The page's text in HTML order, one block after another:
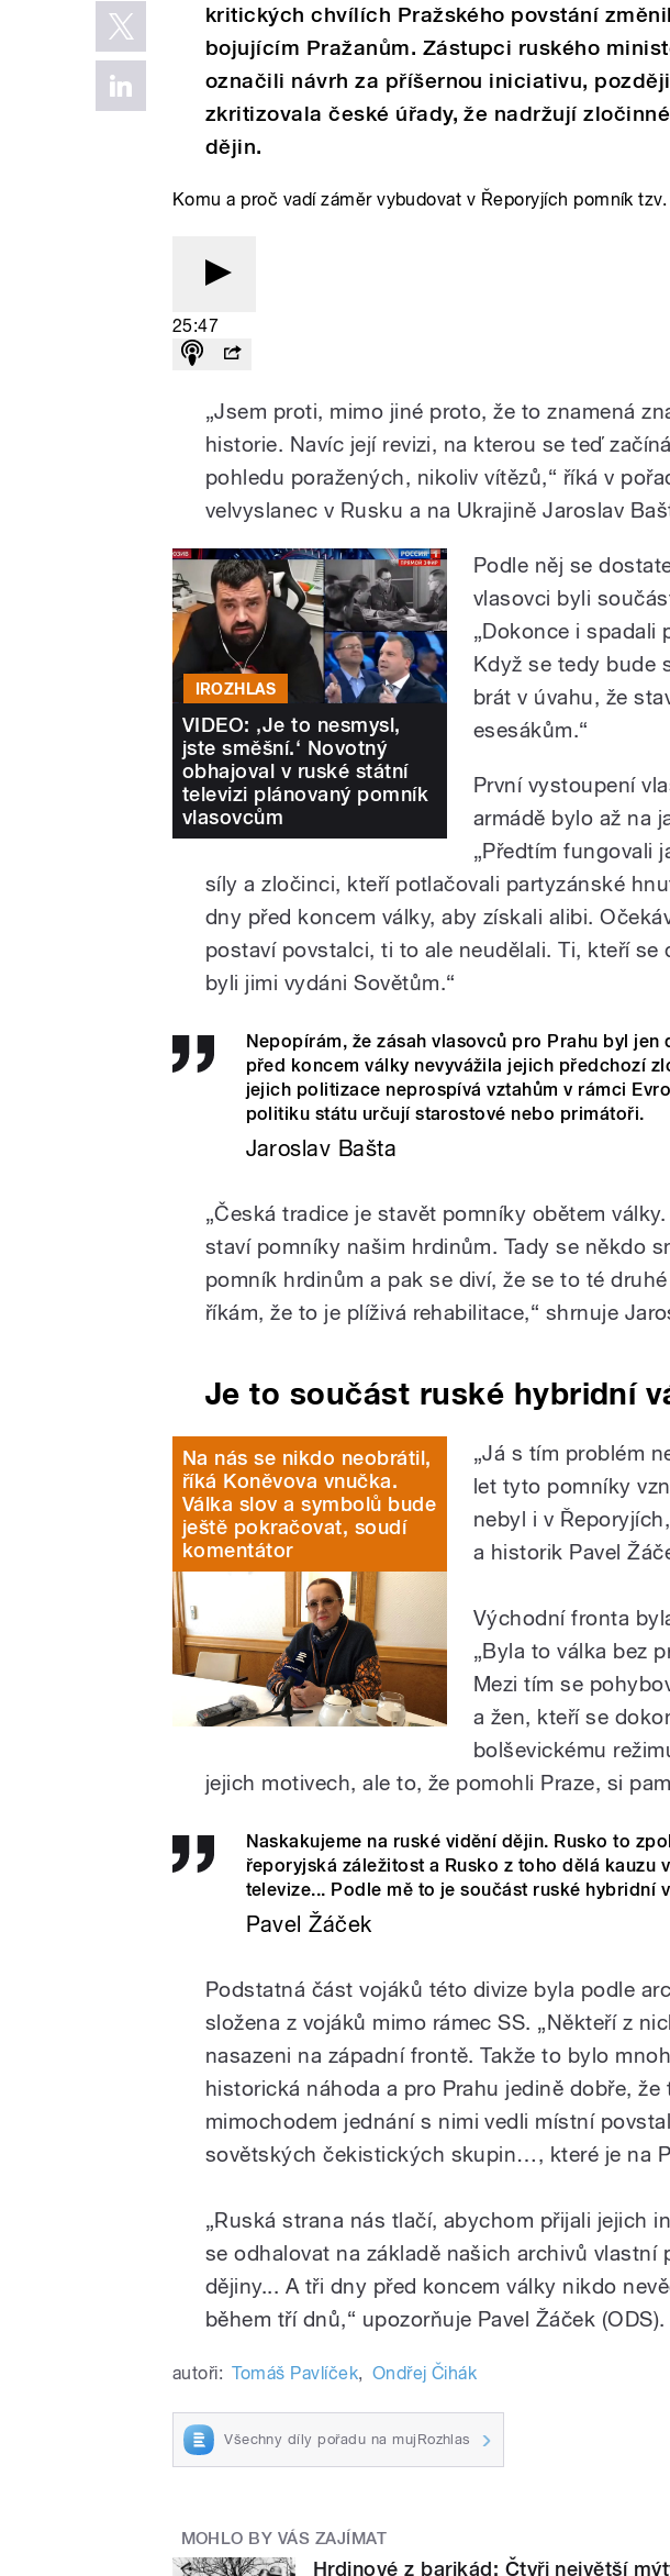
kritických chvílích Pražského povstání
bojujícím Pražanům. Zástupci ruského
označili návrh za příšernou iniciativu,
zkritizovala české úřady, že nadržují
dějin.
Komu a proč vadí záměr vybudovat v Řeporyjích pomník
25:47
„Jsem proti, mimo jiné proto, že to znamená
historie. Navíc její revizi, na kterou se teď
pohledu poražených, nikoliv vítězů,“ říká v
velvyslanec v Rusku a na Ukrajině Jaroslav
IROZHLAS
VIDEO: ‚Je to nesmysl,
jste směšní.‘ Novotný
obhajoval v ruské státní
televizi plánovaný pomník
vlasovcům
Podle něj se
vlasovci byli
„Dokonce i spadali
Když se tedy bude
brát v úvahu, že
esesákům.“
První vystoupení
armádě bylo až na
„Předtím fungovali
síly a zločinci, kteří potlačovali partyzánské
dny před koncem války, aby získali alibi.
postaví povstalci, ti to ale neudělali. Ti, kteří se
byli jimi vydáni Sovětům.“
Nepopírám, že zásah vlasovců pro Prahu byl
před koncem války nevyvážila jejich předchozí
jejich politizace neprospívá vztahům v rámci
politiku státu určují starostové nebo primátoři.
Jaroslav Bašta
„Česká tradice je stavět pomníky obětem
staví pomníky našim hrdinům. Tady se někdo
pomník hrdinům a pak se diví, že se to té
říkám, že to je plíživá rehabilitace,“ shrnuje
Je to součást ruské hybridní
Na nás se nikdo neobrátil,
říká Koněvova vnučka.
Válka slov a symbolů bude
ještě pokračovat, soudí
komentátor
„Já s tím problém
let tyto pomníky
nebyl i v
a historik Pavel
Východní fronta
„Byla to válka bez
Mezi tím se
a žen, kteří se
bolševickému
jejich motivech, ale to, že pomohli Praze, si
Naskakujeme na ruské vidění dějin. Rusko to
řeporyjská záležitost a Rusko z toho dělá kauzu
televize... Podle mě to je součást ruské hybridní
Pavel Žáček
Podstatná část vojáků této divize byla podle
složena z vojáků mimo rámec SS. „Někteří z
nasazeni na západní frontě. Takže to bylo
historická náhoda a pro Prahu jedině dobře, že
mimochodem jednání s nimi vedli místní
sovětských čekistických skupin…, které je na
„Ruská strana nás tlačí, abychom přijali jejich
se odhalovat na základě našich archivů vlastní
dějiny... A tři dny před koncem války nikdo
během tří dnů,“ upozorňuje Pavel Žáček (ODS).
autoři: Tomáš Pavlíček, Ondřej Čihák
Všechny díly pořadu na mujRozhlas
MOHLO BY VÁS ZAJÍMAT
Hrdinové z barikád: Čtyři největší